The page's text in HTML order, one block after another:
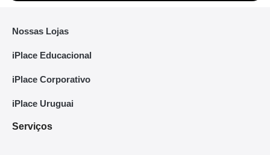
Nossas Lojas
iPlace Educacional
iPlace Corporativo
iPlace Uruguai
Serviços